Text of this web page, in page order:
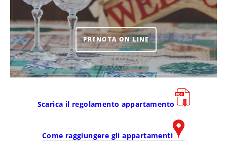
PRENOTA ON LINE
Scarica il regolamento appartamento
Come raggiungere gli appartamenti